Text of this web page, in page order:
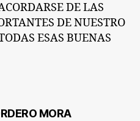
DE LAS
DE NUESTRO
ESAS BUENAS
MORAdice: